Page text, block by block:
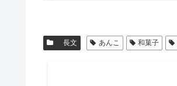
長文 あんこ 和菓子